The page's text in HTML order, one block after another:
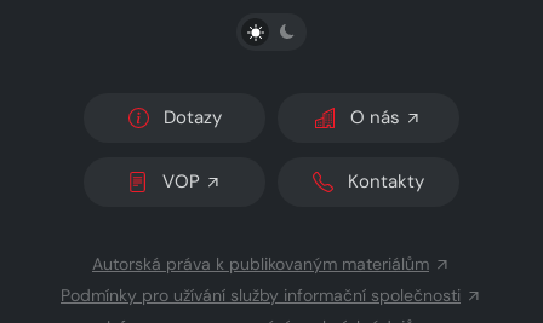
PŘEPNOUT SVĚTLÝ/TMAVÝ REŽIM
Dotazy O nás
VOP Kontakty
Autorská práva k publikovaným materiálům
Podmínky pro užívání služby informační společnosti